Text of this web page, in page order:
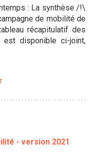
: La synthèse /!\
de mobilité de
récapitulatif des
est disponible ci-joint,
- version 2021